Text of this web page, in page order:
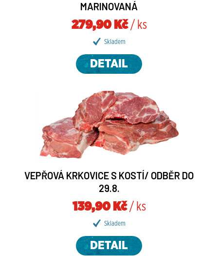
MARINOVANÁ
279,90 Kč/ ks
Skladem
DETAIL
VEPŘOVÁ KRKOVICE S KOSTÍ/ ODBĚR DO
29.8.
139,90 Kč/ ks
Skladem
DETAIL